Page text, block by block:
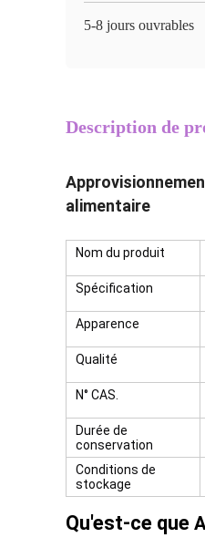
5-8 jours ouvrables
Description de
alimentaire
Nom du produit
Spécification
Apparence
Qualité
N° CAS.
Durée de
conservation
Conditions de
stockage
Qu'est-ce que